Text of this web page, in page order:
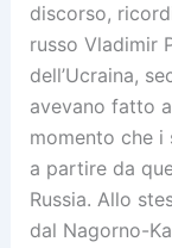
discorso,
russo Vladimir
dell’Ucraina,
avevano fatto
momento che i
a partire da
Russia. Allo
dal Nagorno-